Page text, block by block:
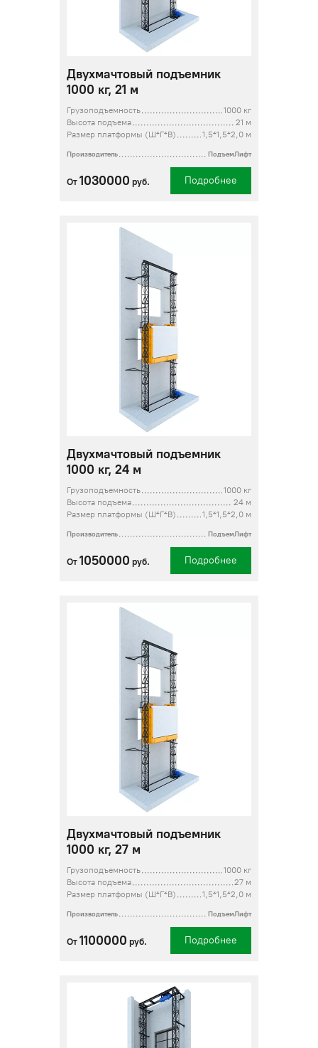
Двухмачтовый подъемник
1000 кг, 21 м
Грузоподъемность
1000 кг
Высота подъема
21 м
Размер платформы (Ш*Г*В)
1,5*1,5*2,0 м
Производитель ПодъемЛифт
От 1030000 руб. Подробнее
Двухмачтовый подъемник
1000 кг, 24 м
Грузоподъемность
1000 кг
Высота подъема
24 м
Размер платформы (Ш*Г*В)
1,5*1,5*2,0 м
Производитель ПодъемЛифт
От 1050000 руб. Подробнее
Двухмачтовый подъемник
1000 кг, 27 м
Грузоподъемность
1000 кг
Высота подъема
27 м
Размер платформы (Ш*Г*В)
1,5*1,5*2,0 м
Производитель ПодъемЛифт
От 1100000 руб. Подробнее